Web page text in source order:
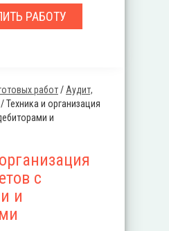
работ/ Аудит,
/Техника и организация
и
с
и
РАБОТУ